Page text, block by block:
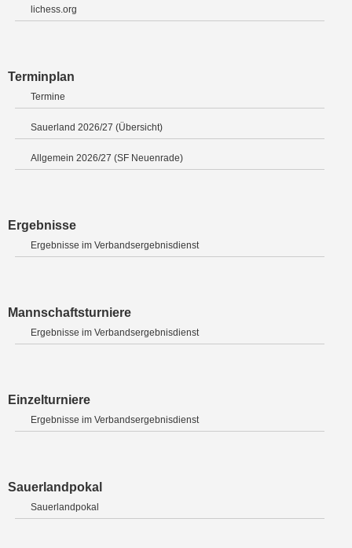
lichess.org
Terminplan
Termine
Sauerland 2026/27 (Übersicht)
Allgemein 2026/27 (SF Neuenrade)
Ergebnisse
Ergebnisse im Verbandsergebnisdienst
Mannschaftsturniere
Ergebnisse im Verbandsergebnisdienst
Einzelturniere
Ergebnisse im Verbandsergebnisdienst
Sauerlandpokal
Sauerlandpokal